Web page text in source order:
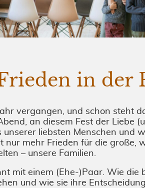
in der
vergangen, und schon steht
an diesem Fest der Liebe
unserer liebsten Menschen und
nur mehr Frieden für die große,
– unsere Familien.
mit einem (Ehe-)Paar. Wie die
und wie sie ihre